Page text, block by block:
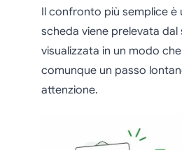
Il confronto più semplice è
scheda viene prelevata
visualizzata in un modo
comunque un passo
attenzione.